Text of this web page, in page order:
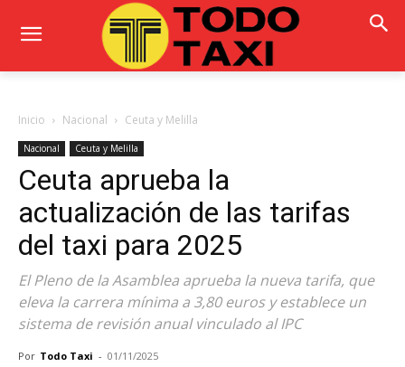
Inicio Nacional Ceuta y Melilla
Nacional Ceuta y Melilla
Ceuta aprueba la
actualización de las tarifas
del taxi para 2025
El Pleno de la Asamblea aprueba la nueva tarifa, que
eleva la carrera mínima a 3,80 euros y establece un
sistema de revisión anual vinculado al IPC
Por Todo Taxi - 01/11/2025